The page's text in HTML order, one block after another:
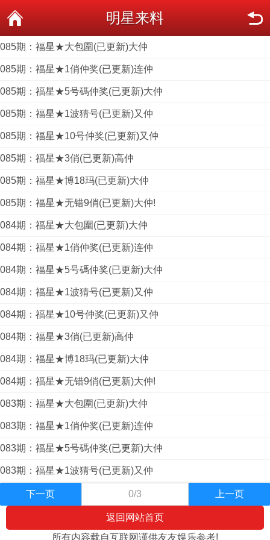
明星来料
085期：福星★大包圍(已更新)大仲
085期：福星★1俏仲奖(已更新)连仲
085期：福星★5号碼仲奖(已更新)大仲
085期：福星★1波猜号(已更新)又仲
085期：福星★10号仲奖(已更新)又仲
085期：福星★3俏(已更新)高仲
085期：福星★博18玛(已更新)大仲
085期：福星★无错9俏(已更新)大仲!
084期：福星★大包圍(已更新)大仲
084期：福星★1俏仲奖(已更新)连仲
084期：福星★5号碼仲奖(已更新)大仲
084期：福星★1波猜号(已更新)又仲
084期：福星★10号仲奖(已更新)又仲
084期：福星★3俏(已更新)高仲
084期：福星★博18玛(已更新)大仲
084期：福星★无错9俏(已更新)大仲!
083期：福星★大包圍(已更新)大仲
083期：福星★1俏仲奖(已更新)连仲
083期：福星★5号碼仲奖(已更新)大仲
083期：福星★1波猜号(已更新)又仲
下一页 0/3 上一页
返回网站首页
所有内容载自互联网谨供友友娱乐参考!